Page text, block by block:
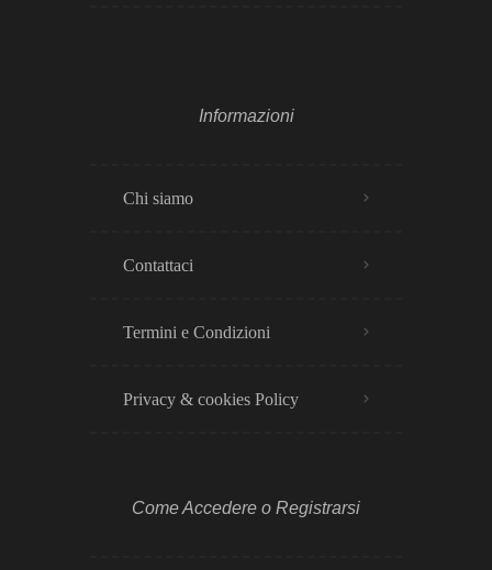
Informazioni
Chi siamo
Contattaci
Termini e Condizioni
Privacy & cookies Policy​
Come Accedere o Registrarsi